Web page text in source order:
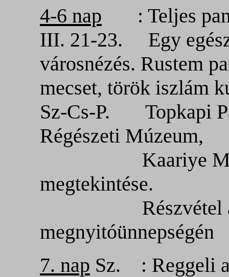
4-6 nap : Teljes
III. 21-23. Egy egész
városnézés. Rustem
mecset, török iszlám
Sz-Cs-P. Topkapi
Régészeti Múzeum,
Kaariye
megtekintése.
Részvétel a
megnyitóünnepségén
7. nap Sz. : Reggeli a